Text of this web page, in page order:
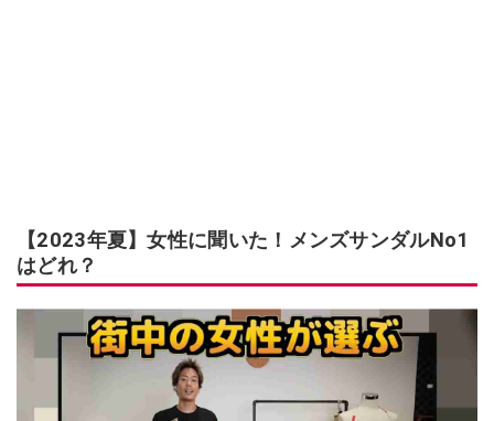
【2023年夏】女性に聞いた！メンズサンダルNo1
はどれ？